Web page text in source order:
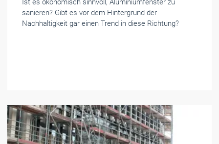
Ist es ökonomisch sinnvoll, Aluminiumfenster zu
sanieren? Gibt es vor dem Hintergrund der
Nachhaltigkeit gar einen Trend in diese Richtung?